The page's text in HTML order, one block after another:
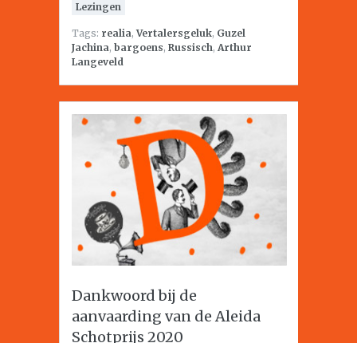
Lezingen
Tags: realia,Vertalersgeluk, Guzel
Jachina, bargoens, Russisch, Arthur
Langeveld
Dankwoord bij de
aanvaarding van de Aleida
Schotprijs 2020